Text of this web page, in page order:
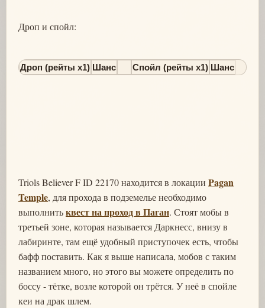
Дроп и спойл:
Дроп (рейты х1) Шанс Спойл (рейты х1) Шанс
Triols Believer F ID 22170 находится в локации Pagan
Temple, для прохода в подземелье необходимо
выполнитьквест на проход в Паган. Стоят мобы в
третьей зоне, которая называется Даркнесс, внизу в
лабиринте, там ещё удобный приступочек есть, чтобы
бафф поставить. Как я выше написала, мобов с таким
названием много, но этого вы можете определить по
боссу - тётке, возле которой он трётся. У неё в спойле
кеи на драк шлем.